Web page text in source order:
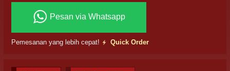
Pesan via Whatsapp
Pemesanan yang lebih cepat! Quick Order